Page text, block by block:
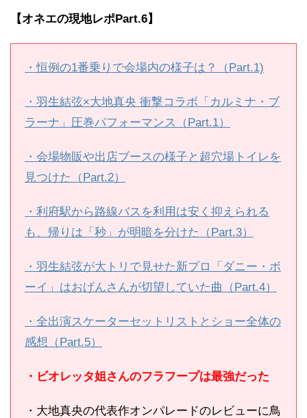
【オネエの現地レポPart.6】
・恒例の1番乗りで会場内の様子は？（Part.1)
・羽生結弦×大地真央 衝撃コラボ「カルミナ・ブ
ラーナ」圧巻パフォーマンス（Part.1）
・会場物販や出店ブースの様子と超穴場トイレを
見つけた（Part.2）
・利府駅から路線バスを利用は安く抑えられる
も、帰りは「秒」が明暗を分けた（Part.3）
・羽生結弦が大トリで見せた新プロ「ダニー・ボ
ーイ」はおげんさんが切望していた曲（Part.4）
・全出演スケーターセットリストとショー全体の
感想（Part.5）
・ビオレッタ姐さんのフラフープは最強だった
・大地真央の代表作オンパレードのレビューに鳥